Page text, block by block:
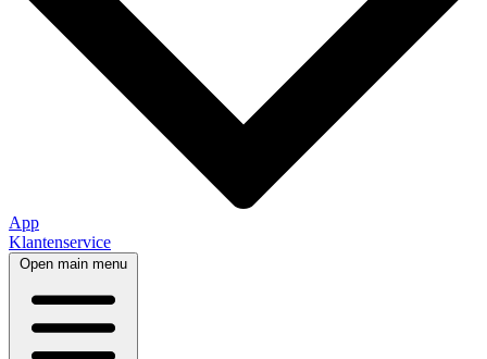
App
Klantenservice
Open main menu